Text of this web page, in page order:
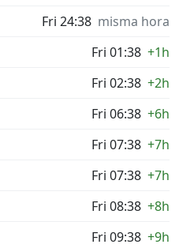
Fri 24:38 misma hora
Fri 01:38 +1h
Fri 02:38 +2h
Fri 06:38 +6h
Fri 07:38 +7h
Fri 07:38 +7h
Fri 08:38 +8h
Fri 09:38 +9h